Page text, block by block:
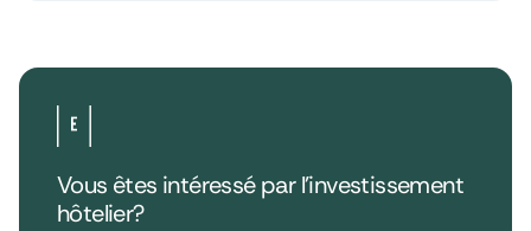
Vous êtes intéressé par l’investissement
hôtelier?